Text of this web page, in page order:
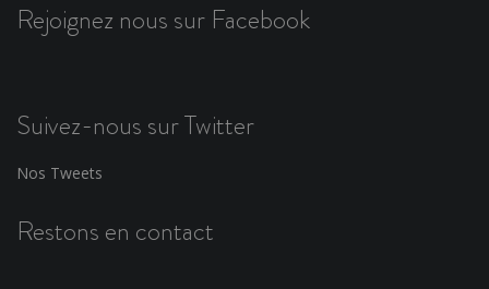
Rejoignez nous sur Facebook
Suivez-nous sur Twitter
Nos Tweets
Restons en contact